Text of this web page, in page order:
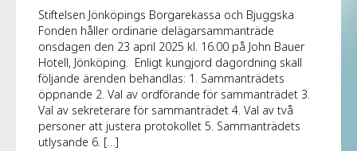
Stiftelsen Jönköpings Borgarekassa och Bjuggska
Fonden håller ordinarie delägarsammanträde
onsdagen den 23 april 2025 kl. 16.00 på John Bauer
Hotell, Jönköping. Enligt kungjord dagordning skall
följande ärenden behandlas: 1. Sammanträdets
öppnande 2. Val av ordförande för sammanträdet 3.
Val av sekreterare för sammanträdet 4. Val av två
personer att justera protokollet 5. Sammanträdets
utlysande 6. […]